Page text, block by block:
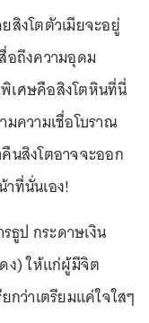
สิงโตตัวเมียจะอยู่
อถึงความอุดม
เศษคือสิงโตหินที่นี่
มความเชื่อโบราณ
นสิงโตอาจจะออก
ที่นั่นเอง!
ป กระดาษเงิน
ง) ให้แก่ผู้มีจิต
กว่าเตรียมแค่ใจใสๆ